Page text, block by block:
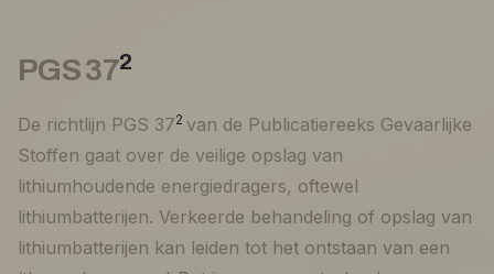
PGS 372
De richtlijn PGS 372 van de Publicatiereeks Gevaarlijke
Stoffen gaat over de veilige opslag van
lithiumhoudende energiedragers, oftewel
lithiumbatterijen. Verkeerde behandeling of opslag van
lithiumbatterijen kan leiden tot het ontstaan van een